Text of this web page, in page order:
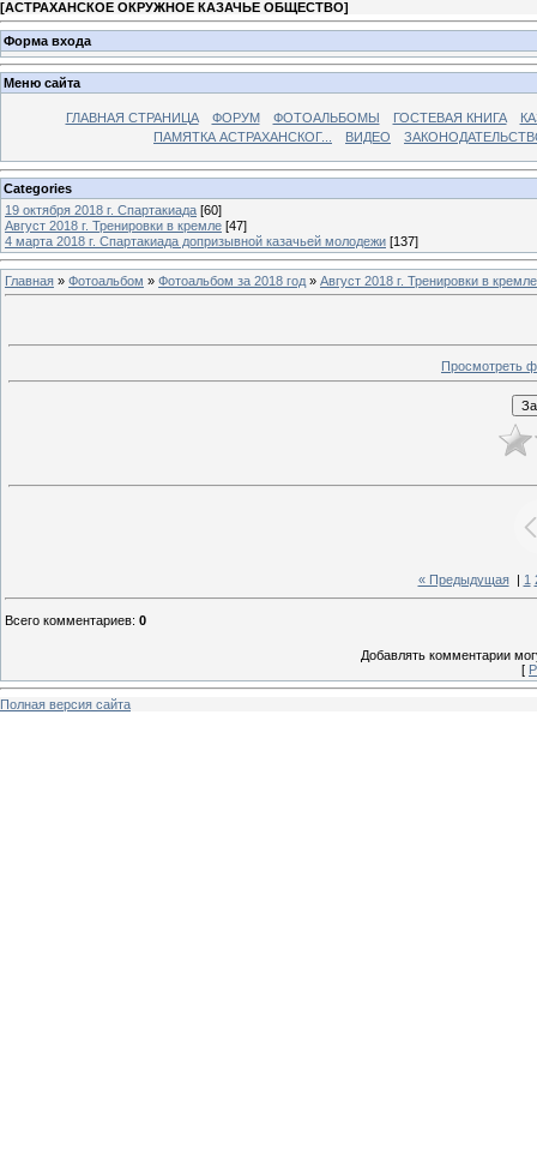
[АСТРАХАНСКОЕ ОКРУЖНОЕ КАЗАЧЬЕ ОБЩЕСТВО]
Форма входа
Меню сайта
ГЛАВНАЯ СТРАНИЦА ФОРУМ ФОТОАЛЬБОМЫ ГОСТЕВАЯ КНИГА
ПАМЯТКА АСТРАХАНСКОГ...
ВИДЕО
Categories
19 октября 2018 г. Спартакиада [60]
Август 2018 г. Тренировки в кремле [47]
4 марта 2018 г. Спартакиада допризывной казачьей молодежи [137]
Главная » Фотоальбом » Фотоальбом за 2018 год » Август 2018 г. Тренировки в кремле
Просмотреть
« Предыдущая| 1
Всего комментариев: 0
Добавлять комментарии
[
Полная версия сайта